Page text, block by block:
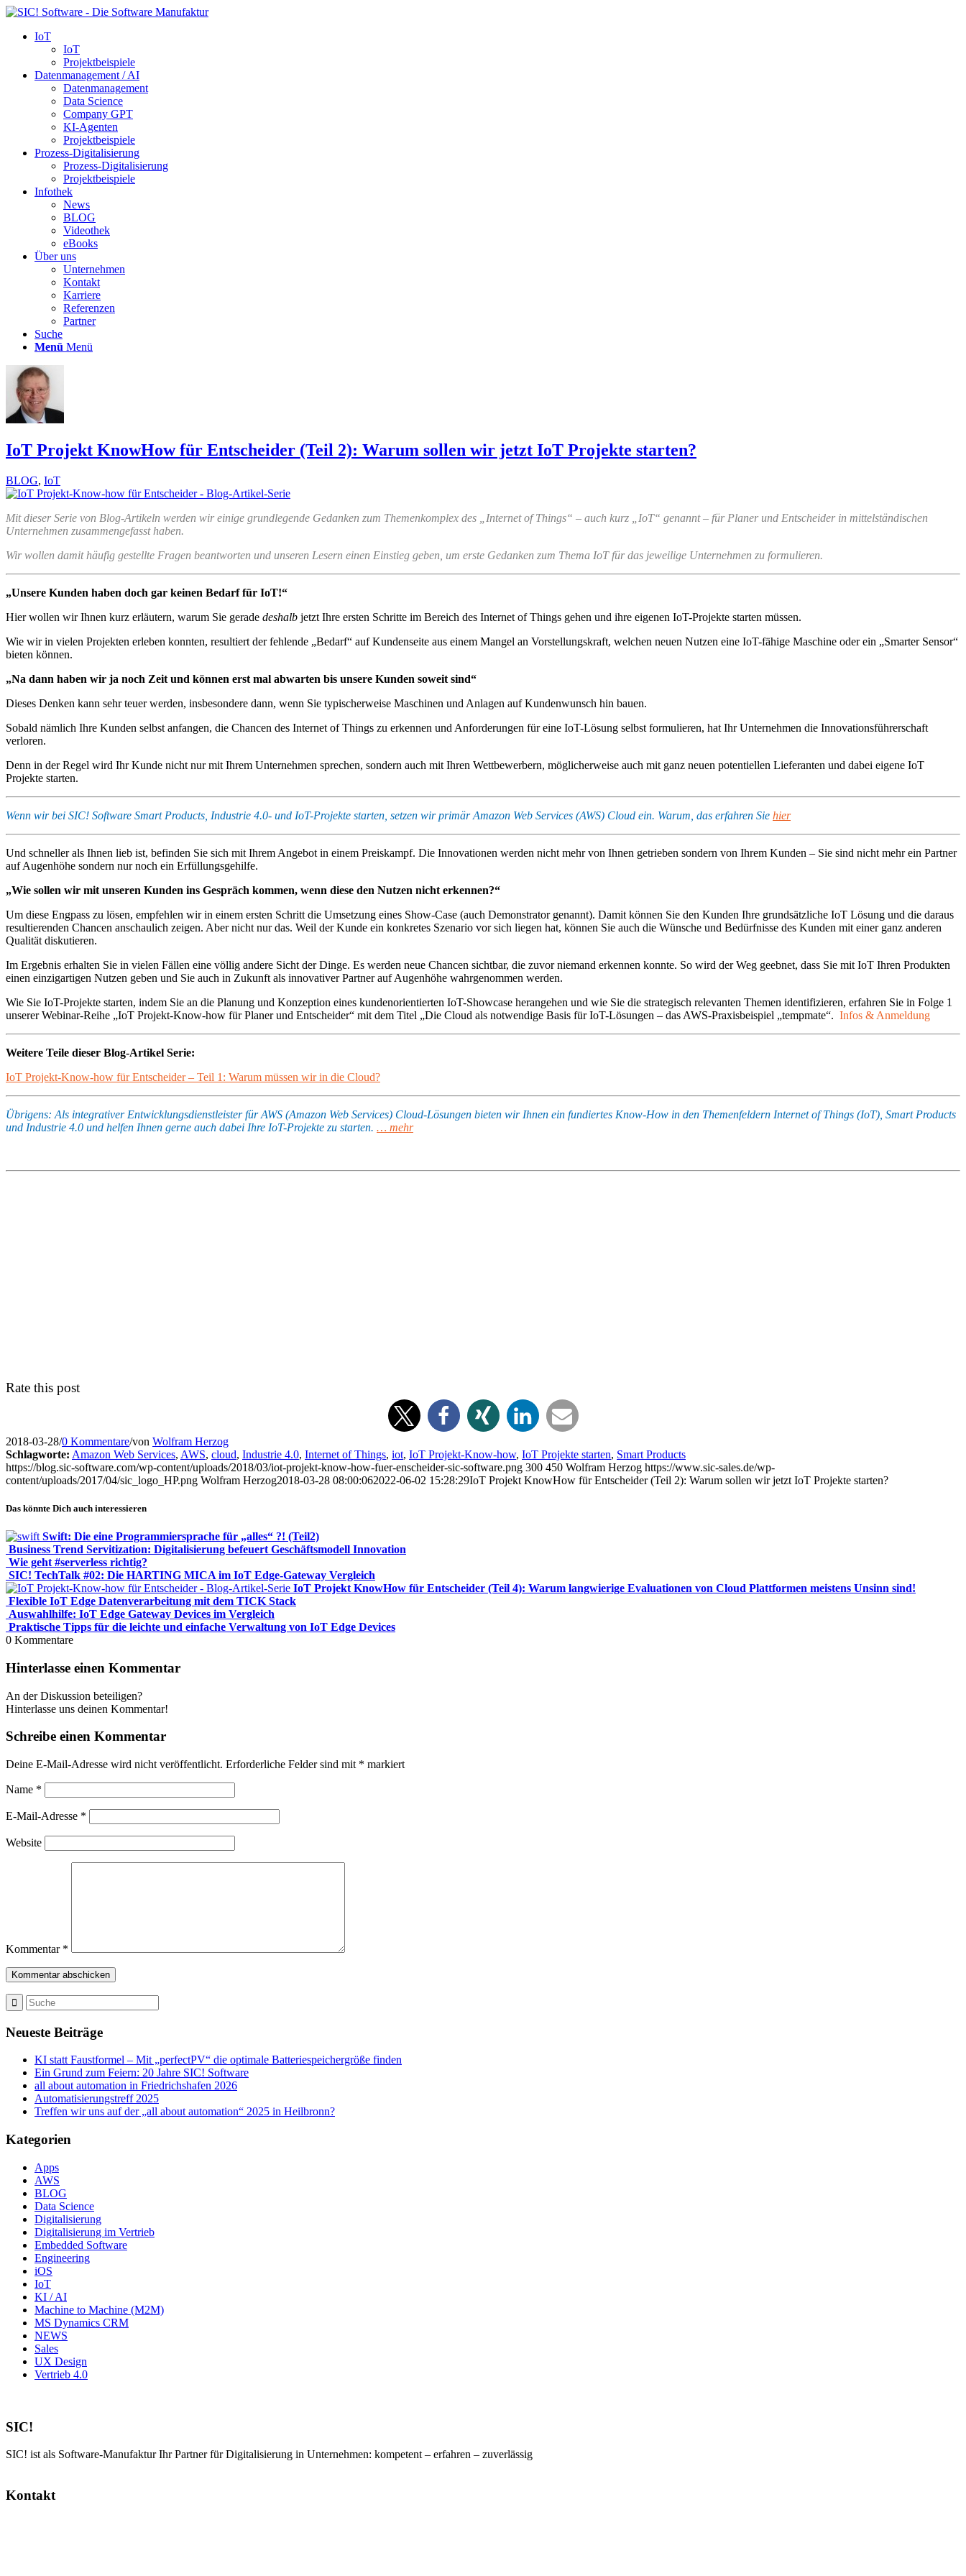
IoT
IoT
Projektbeispiele
Datenmanagement / AI
Datenmanagement
Data Science
Company GPT
KI-Agenten
Projektbeispiele
Prozess-Digitalisierung
Prozess-Digitalisierung
Projektbeispiele
Infothek
News
BLOG
Videothek
eBooks
Über uns
Unternehmen
Kontakt
Karriere
Referenzen
Partner
Suche
Menü Menü
IoT Projekt KnowHow für Entscheider (Teil 2): Warum sollen wir jetzt IoT Projekte starten?
BLOG, IoT
Mit dieser Serie von Blog-Artikeln werden wir einige grundlegende Gedanken zum Themenkomplex des „Internet of Things“ – auch kurz „IoT“ genannt – für Planer und Entscheider in mittelständischen
Unternehmen zusammengefasst haben.
Wir wollen damit häufig gestellte Fragen beantworten und unseren Lesern einen Einstieg geben, um erste Gedanken zum Thema IoT für das jeweilige Unternehmen zu formulieren.
„Unsere Kunden haben doch gar keinen Bedarf für IoT!“
Hier wollen wir Ihnen kurz erläutern, warum Sie gerade deshalb jetzt Ihre ersten Schritte im Bereich des Internet of Things gehen und ihre eigenen IoT-Projekte starten müssen.
Wie wir in vielen Projekten erleben konnten, resultiert der fehlende „Bedarf“ auf Kundenseite aus einem Mangel an Vorstellungskraft, welchen neuen Nutzen eine IoT-fähige Maschine oder ein „Smarter Sensor“
bieten können.
„Na dann haben wir ja noch Zeit und können erst mal abwarten bis unsere Kunden soweit sind“
Dieses Denken kann sehr teuer werden, insbesondere dann, wenn Sie typischerweise Maschinen und Anlagen auf Kundenwunsch hin bauen.
Sobald nämlich Ihre Kunden selbst anfangen, die Chancen des Internet of Things zu erkennen und Anforderungen für eine IoT-Lösung selbst formulieren, hat Ihr Unternehmen die Innovationsführerschaft
verloren.
Denn in der Regel wird Ihr Kunde nicht nur mit Ihrem Unternehmen sprechen, sondern auch mit Ihren Wettbewerbern, möglicherweise auch mit ganz neuen potentiellen Lieferanten und dabei eigene IoT
Projekte starten.
Wenn wir bei SIC! Software Smart Products, Industrie 4.0- und IoT-Projekte starten, setzen wir primär Amazon Web Services (AWS) Cloud ein. Warum, das erfahren Sie hier
Und schneller als Ihnen lieb ist, befinden Sie sich mit Ihrem Angebot in einem Preiskampf. Die Innovationen werden nicht mehr von Ihnen getrieben sondern von Ihrem Kunden – Sie sind nicht mehr ein Partner
auf Augenhöhe sondern nur noch ein Erfüllungsgehilfe.
„Wie sollen wir mit unseren Kunden ins Gespräch kommen, wenn diese den Nutzen nicht erkennen?“
Um diese Engpass zu lösen, empfehlen wir in einem ersten Schritt die Umsetzung eines Show-Case (auch Demonstrator genannt). Damit können Sie den Kunden Ihre grundsätzliche IoT Lösung und die daraus
resultierenden Chancen anschaulich zeigen. Aber nicht nur das. Weil der Kunde ein konkretes Szenario vor sich liegen hat, können Sie auch die Wünsche und Bedürfnisse des Kunden mit einer ganz anderen
Qualität diskutieren.
Im Ergebnis erhalten Sie in vielen Fällen eine völlig andere Sicht der Dinge. Es werden neue Chancen sichtbar, die zuvor niemand erkennen konnte. So wird der Weg geebnet, dass Sie mit IoT Ihren Produkten
einen einzigartigen Nutzen geben und Sie auch in Zukunft als innovativer Partner auf Augenhöhe wahrgenommen werden.
Wie Sie IoT-Projekte starten, indem Sie an die Planung und Konzeption eines kundenorientierten IoT-Showcase herangehen und wie Sie die strategisch relevanten Themen identifizieren, erfahren Sie in Folge 1
unserer Webinar-Reihe „IoT Projekt-Know-how für Planer und Entscheider“ mit dem Titel „Die Cloud als notwendige Basis für IoT-Lösungen – das AWS-Praxisbeispiel „tempmate“. Infos & Anmeldung
Weitere Teile dieser Blog-Artikel Serie:
IoT Projekt-Know-how für Entscheider – Teil 1: Warum müssen wir in die Cloud?
Übrigens: Als integrativer Entwicklungsdienstleister für AWS (Amazon Web Services) Cloud-Lösungen bieten wir Ihnen ein fundiertes Know-How in den Themenfeldern Internet of Things (IoT), Smart Products
und Industrie 4.0 und helfen Ihnen gerne auch dabei Ihre IoT-Projekte zu starten. … mehr
Rate this post
2018-03-28/0 Kommentare/von Wolfram Herzog
Schlagworte: Amazon Web Services, AWS, cloud, Industrie 4.0, Internet of Things, iot, IoT Projekt-Know-how, IoT Projekte starten, Smart Products
https://blog.sic-software.com/wp-content/uploads/2018/03/iot-projekt-know-how-fuer-enscheider-sic-software.png 300 450 Wolfram Herzog https://www.sic-sales.de/wp-
content/uploads/2017/04/sic_logo_HP.png Wolfram Herzog2018-03-28 08:00:062022-06-02 15:28:29IoT Projekt KnowHow für Entscheider (Teil 2): Warum sollen wir jetzt IoT Projekte starten?
Das könnte Dich auch interessieren
Swift: Die eine Programmiersprache für „alles“ ?! (Teil2)
Business Trend Servitization: Digitalisierung befeuert Geschäftsmodell Innovation
Wie geht #serverless richtig?
SIC! TechTalk #02: Die HARTING MICA im IoT Edge-Gateway Vergleich
IoT Projekt KnowHow für Entscheider (Teil 4): Warum langwierige Evaluationen von Cloud Plattformen meistens Unsinn sind!
Flexible IoT Edge Datenverarbeitung mit dem TICK Stack
Auswahlhilfe: IoT Edge Gateway Devices im Vergleich
Praktische Tipps für die leichte und einfache Verwaltung von IoT Edge Devices
0 Kommentare
Hinterlasse einen Kommentar
An der Diskussion beteiligen?
Hinterlasse uns deinen Kommentar!
Schreibe einen Kommentar
Deine E-Mail-Adresse wird nicht veröffentlicht. Erforderliche Felder sind mit * markiert
Name *
E-Mail-Adresse *
Website
Kommentar *
Neueste Beiträge
KI statt Faustformel – Mit „perfectPV“ die optimale Batteriespeichergröße finden
Ein Grund zum Feiern: 20 Jahre SIC! Software
all about automation in Friedrichshafen 2026
Automatisierungstreff 2025
Treffen wir uns auf der „all about automation“ 2025 in Heilbronn?
Kategorien
Apps
AWS
BLOG
Data Science
Digitalisierung
Digitalisierung im Vertrieb
Embedded Software
Engineering
iOS
IoT
KI / AI
Machine to Machine (M2M)
MS Dynamics CRM
NEWS
Sales
UX Design
Vertrieb 4.0
SIC!
SIC! ist als Software-Manufaktur Ihr Partner für Digitalisierung in Unternehmen: kompetent – erfahren – zuverlässig
Kontakt